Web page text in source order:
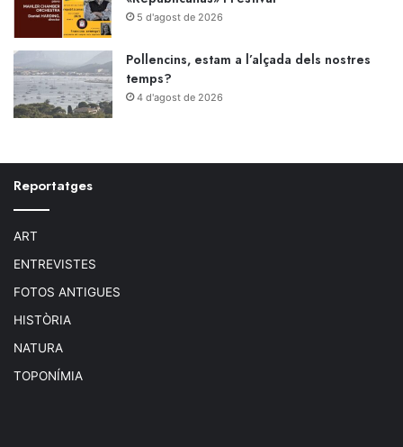
5 d'agost de 2026
Pollencins, estam a l’alçada dels nostres
temps?
4 d'agost de 2026
Reportatges
ART
ENTREVISTES
FOTOS ANTIGUES
HISTÒRIA
NATURA
TOPONÍMIA